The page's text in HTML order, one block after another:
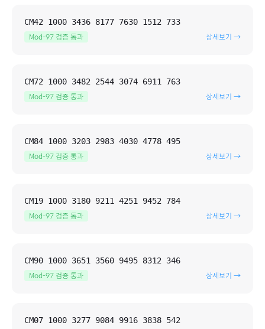
CM42 1000 3436 8177 7630 1512 733
Mod-97 검증 통과 상세보기 →
CM72 1000 3482 2544 3074 6911 763
Mod-97 검증 통과 상세보기 →
CM84 1000 3203 2983 4030 4778 495
Mod-97 검증 통과 상세보기 →
CM19 1000 3180 9211 4251 9452 784
Mod-97 검증 통과 상세보기 →
CM90 1000 3651 3560 9495 8312 346
Mod-97 검증 통과 상세보기 →
CM07 1000 3277 9084 9916 3838 542